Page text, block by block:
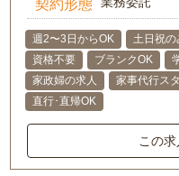
契約形態
週2〜3日からOK 土日祝の
資格不要
ブランクOK
家政婦の求人
家事代行ス
直行･直帰OK
この